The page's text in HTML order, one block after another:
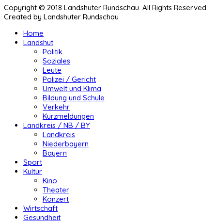
Copyright © 2018 Landshuter Rundschau. All Rights Reserved.
Created by Landshuter Rundschau
Home
Landshut
Politik
Soziales
Leute
Polizei / Gericht
Umwelt und Klima
Bildung und Schule
Verkehr
Kurzmeldungen
Landkreis / NB / BY
Landkreis
Niederbayern
Bayern
Sport
Kultur
Kino
Theater
Konzert
Wirtschaft
Gesundheit